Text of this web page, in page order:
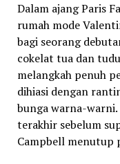
Dalam ajang Paris
rumah mode
bagi seorang
cokelat tua dan
melangkah penuh
dihiasi dengan
bunga warna-
terakhir sebelum
Campbell menutup